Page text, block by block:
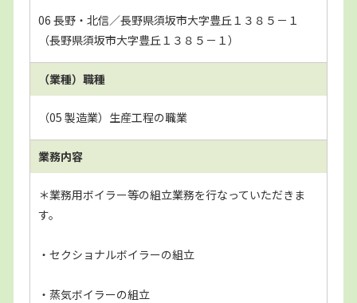
06 長野・北信／長野県須坂市大字豊丘１３８５－１
（長野県須坂市大字豊丘１３８５－１）
（業種）職種
（05 製造業）生産工程の職業
業務内容
＊業務用ボイラー等の組立業務を行なっていただきま
す。
・セクショナルボイラーの組立
・蒸気ボイラーの組立